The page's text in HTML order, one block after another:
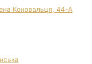
Коновальця, 44-А